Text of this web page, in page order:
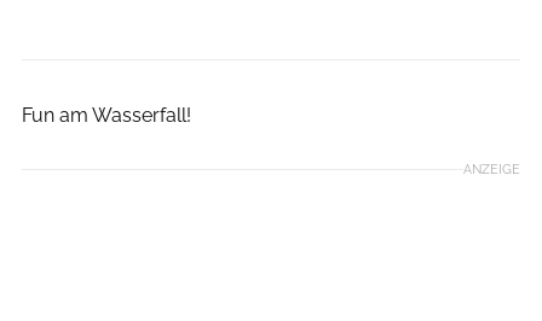
Fun am Wasserfall!
ANZEIGE